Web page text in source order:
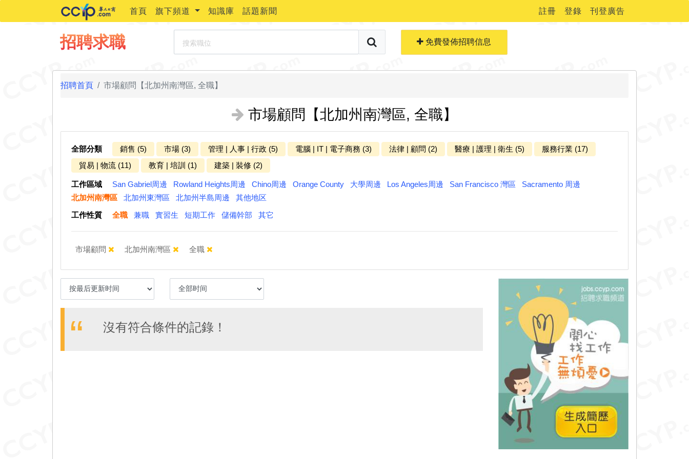
首頁 旗下頻道 知識庫 話題新聞 註冊 登錄 刊登廣告
招聘求職 免費發佈招聘信息
免費生成簡歷
招聘首頁 市場顧問【北加州南灣區, 全職】
市場顧問【北加州南灣區, 全職】
全部分類 銷售 (5) 市場 (3) 管理 | 人事 | 行政 (5) 電腦 | IT | 電子商務 (3) 法律 | 顧問 (2) 醫療 | 護理 | 衛生 (5)
服務行業 (17)
貿易 | 物流 (11)
教育 | 培訓 (1) 建築 | 裝修 (2)
工作區域 San Gabriel周邊 Rowland Heights周邊 Chino周邊 Orange County 大學周邊 Los Angeles周邊 San Francisco 灣區
Sacramento 周邊
北加州南灣區
北加州東灣區 北加州半島周邊
其他地区
工作性質
全職 兼職 實習生 短期工作 儲備幹部 其它
市場顧問 北加州南灣區 全職
沒有符合條件的記錄！